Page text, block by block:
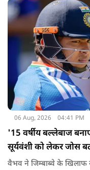
06 Aug, 2026 04:41 PM
'15 वर्षीय बल्लेबाज
सूर्यवंशी को लेकर जोस
वैभव ने जिम्बाब्वे के खिलाफ